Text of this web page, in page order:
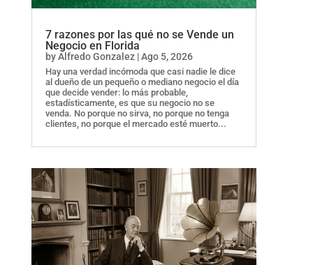
7 razones por las qué no se Vende un
Negocio en Florida
byAlfredo Gonzalez|Ago 5, 2026
Hay una verdad incómoda que casi nadie le dice
al dueño de un pequeño o mediano negocio el día
que decide vender: lo más probable,
estadísticamente, es que su negocio no se
venda. No porque no sirva, no porque no tenga
clientes, no porque el mercado esté muerto...